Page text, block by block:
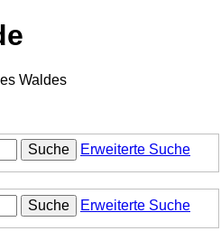
Waldes
Suche Erweiterte Suche
Suche Erweiterte Suche